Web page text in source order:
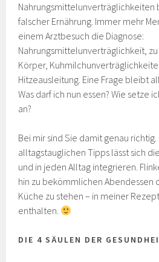
Nahrungsmittelunverträglichkeiten
falscher Ernährung. Immer mehr
einem Arztbesuch die Diagnose:
Nahrungsmittelunverträglichkeit,
Körper,
Hitzeausleitung. Eine Frage bleibt
Was darf ich nun essen? Wie setze
an?
Bei mir sind Sie damit genau
alltagstauglichen Tipps lässt sich
und in jeden Alltag integrieren.
hin zu bekömmlichen Abendessen
Küche zu stehen – in meiner
enthalten.
DIE 4 SÄULEN DER